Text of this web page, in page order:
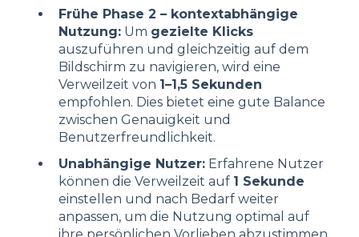
Frühe Phase 2 – kontextabhängige
Nutzung: Um gezielte Klicks
auszuführen und gleichzeitig auf dem
Bildschirm zu navigieren, wird eine
Verweilzeit von 1–1,5 Sekunden
empfohlen. Dies bietet eine gute Balance
zwischen Genauigkeit und
Benutzerfreundlichkeit.
Unabhängige Nutzer: Erfahrene Nutzer
können die Verweilzeit auf 1 Sekunde
einstellen und nach Bedarf weiter
anpassen, um die Nutzung optimal auf